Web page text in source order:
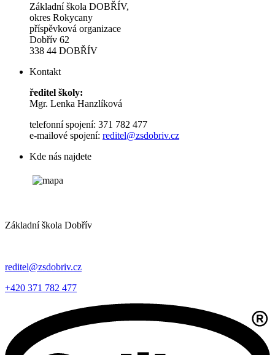
Základní škola DOBŘÍV,
okres Rokycany
příspěvková organizace
Dobřív 62
338 44 DOBŘÍV
Kontakt
ředitel školy:
Mgr. Lenka Hanzlíková
telefonní spojení: 371 782 477
e-mailové spojení: reditel@zsdobriv.cz
Kde nás najdete
Základní škola Dobřív
reditel@zsdobriv.cz
+420 371 782 477